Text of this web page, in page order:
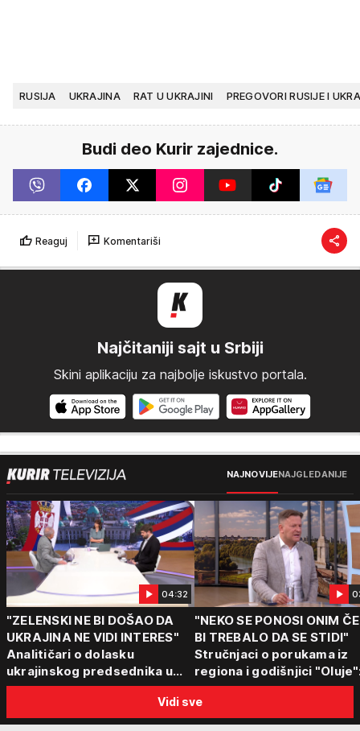
RUSIJA UKRAJINA RAT U UKRAJINI PREGOVORI RUSIJE I
Budi deo Kurir zajednice.
Reaguj Komentariši
Najčitaniji sajt u Srbiji
Skini aplikaciju za najbolje iskustvo portala.
NAJNOVIJENAJGLEDANIJE
04:32
"ZELENSKI NE BI DOŠAO DA
UKRAJINA NE VIDI INTERES"
Analitičari o dolasku
ukrajinskog predsednika u
Beograd: "Srbija može da
"NEKO SE PONOSI ONIM
BI TREBALO DA SE STIDI"
Stručnjaci o porukama iz
regiona i godišnjici
"Ponos na stradanje je
anticivilizacijska poruka"
Vidi sve